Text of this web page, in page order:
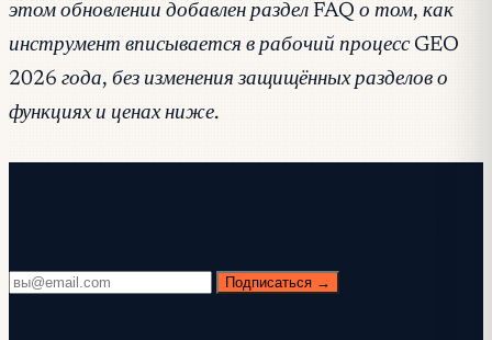
этом обновлении добавлен раздел FAQ о том, как
инструмент вписывается в рабочий процесс GEO
2026 года, без изменения защищённых разделов о
функциях и ценах ниже.
Подписаться →